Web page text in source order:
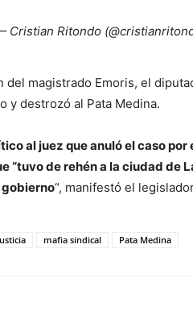
Cristian Ritondo
del magistrado Emoris, el
y destrozó al Pata Medina.
al juez que anuló el caso
“tuvo de rehén a la ciudad de
“, manifestó el
mafia sindical Pata Medina